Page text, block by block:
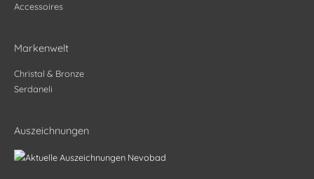
Accessoires
Markenwelt
Christal & Bronze
Serdaneli
Auszeichnungen